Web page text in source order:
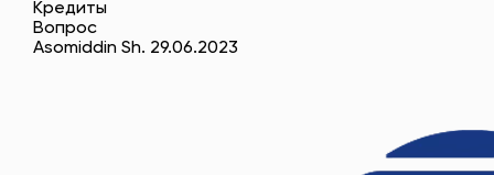
Кредиты
Вопрос
Asomiddin Sh. 29.06.2023